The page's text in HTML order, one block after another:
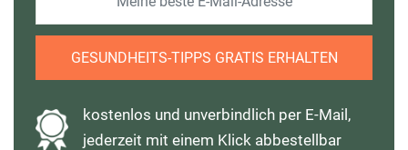
GESUNDHEITS-TIPPS GRATIS ERHALTEN
kostenlos und unverbindlich per E-Mail,
jederzeit mit einem Klick abbestellbar